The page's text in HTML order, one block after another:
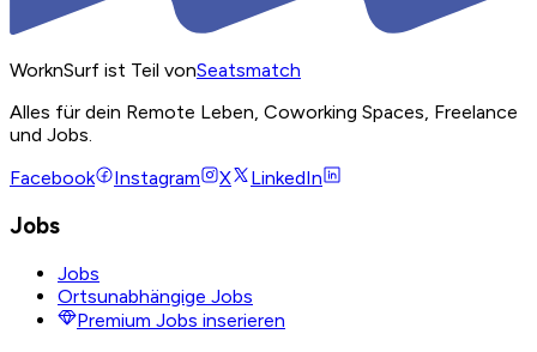
WorknSurf ist Teil vonSeatsmatch
Alles für dein Remote Leben, Coworking Spaces, Freelance
und Jobs.
Facebook
Instagram X LinkedIn
Jobs
Jobs
Ortsunabhängige Jobs
Premium Jobs inserieren